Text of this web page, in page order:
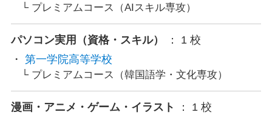
プレミアムコース（AIスキル専攻）
パソコン実用（資格・スキル）
： 1 校
第一学院高等学校
プレミアムコース（韓国語学・文化専攻）
漫画・アニメ・ゲーム・イラスト
： 1 校